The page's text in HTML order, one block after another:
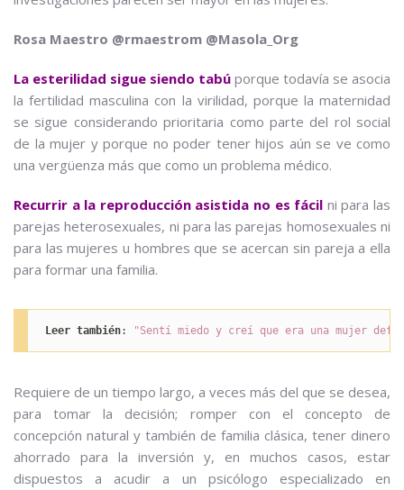
Rosa Maestro @rmaestrom @Masola_Org
La esterilidad sigue siendo tabú porque todavía se asocia
la fertilidad masculina con la virilidad, porque la maternidad
se sigue considerando prioritaria como parte del rol social
de la mujer y porque no poder tener hijos aún se ve como
una vergüenza más que como un problema médico.
Recurrir a la reproducción asistida no es fácil ni para las
parejas heterosexuales, ni para las parejas homosexuales ni
para las mujeres u hombres que se acercan sin pareja a ella
para formar una familia.
Leer también: "Sentí miedo y creí que era una mujer
Requiere de un tiempo largo, a veces más del que se desea,
para tomar la decisión; romper con el concepto de
concepción natural y también de familia clásica, tener dinero
ahorrado para la inversión y, en muchos casos, estar
dispuestos a acudir a un psicólogo especializado en